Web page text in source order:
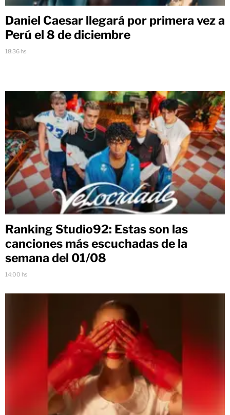
Daniel Caesar llegará por primera vez a
Perú el 8 de diciembre
18:36 hs
Ranking Studio92: Estas son las
canciones más escuchadas de la
semana del 01/08
14:00 hs